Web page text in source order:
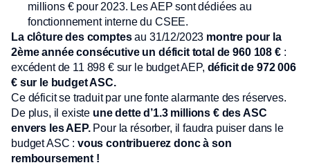
millions € pour 2023. Les AEP sont dédiées au
fonctionnement interne du CSEE.
La clôture des comptesau 31/12/2023 montre pour la
2èmeannée consécutive un déficit total de 960 108 €:
excédent de 11 898 € sur le budget AEP, déficit de 972 006
€ sur le budget ASC.
Ce déficit se traduit par une fonte alarmante des réserves.
De plus, il existe une dette d’1.3 millions € des ASC
envers les AEP. Pour la résorber, il faudra puiser dans le
budget ASC : vous contribuerez donc à son
remboursement !